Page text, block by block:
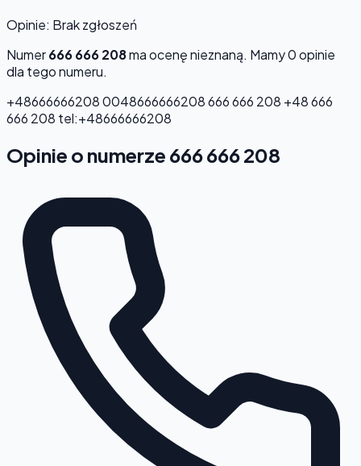
Opinie: Brak zgłoszeń
Numer666 666 208ma ocenęnieznaną. Mamy 0 opinie
dla tego numeru.
+486666662080048666666208666 666 208 +48 666
666 208 tel:+48666666208
Opinie o numerze 666 666 208